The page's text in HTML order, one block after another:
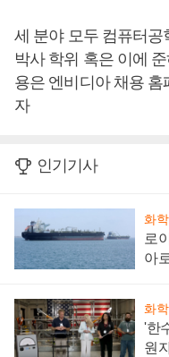
세 분야 모두 컴퓨터공
박사 학위 혹은 이에
용은 엔비디아 채용 홈
자
인기기사
화
로
아
화
'한
원